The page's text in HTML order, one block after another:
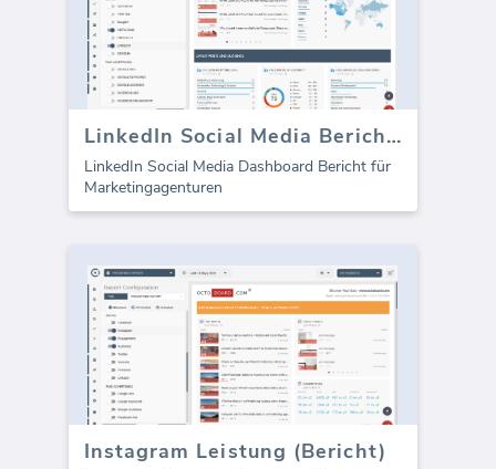
LinkedIn Social Media Berichtsvorlage
LinkedIn Social Media Dashboard Bericht für
Marketingagenturen
Instagram Leistung (Bericht)